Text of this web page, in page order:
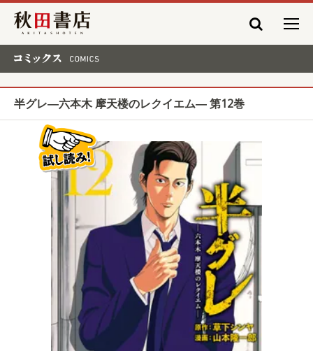
秋田書店
半グレ―六本木 摩天楼のレクイエム― 第12巻